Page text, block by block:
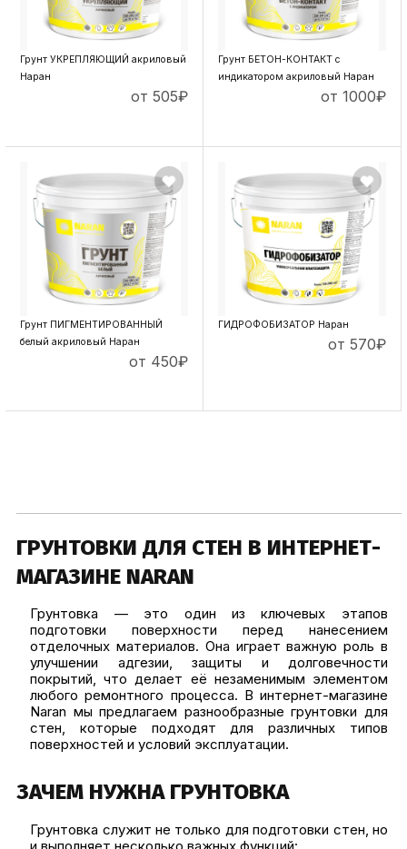
Грунт УКРЕПЛЯЮЩИЙ акриловый
Наран
от 505₽
ПОДРОБНЕЕ
Грунт БЕТОН-КОНТАКТ с
индикатором акриловый Наран
от 1000₽
ПОДРОБНЕЕ
Грунт ПИГМЕНТИРОВАННЫЙ
белый акриловый Наран
от 450₽
ГИДРОФОБИЗАТОР Наран
от 570₽
ГРУНТОВКИ ДЛЯ СТЕН В ИНТЕРНЕТ-
МАГАЗИНЕ NARAN
Грунтовка — это один из ключевых этапов
подготовки поверхности перед нанесением
отделочных материалов. Она играет важную роль в
улучшении адгезии, защиты и долговечности
покрытий, что делает её незаменимым элементом
любого ремонтного процесса. В интернет-магазине
Naran мы предлагаем разнообразные грунтовки для
стен, которые подходят для различных типов
поверхностей и условий эксплуатации.
ЗАЧЕМ НУЖНА ГРУНТОВКА
Грунтовка служит не только для подготовки стен, но